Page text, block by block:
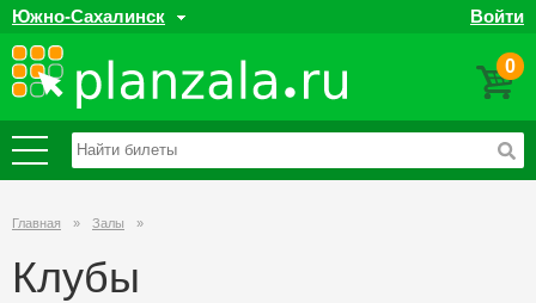
Южно-Сахалинск Войти
0
Главная » Залы »
Клубы